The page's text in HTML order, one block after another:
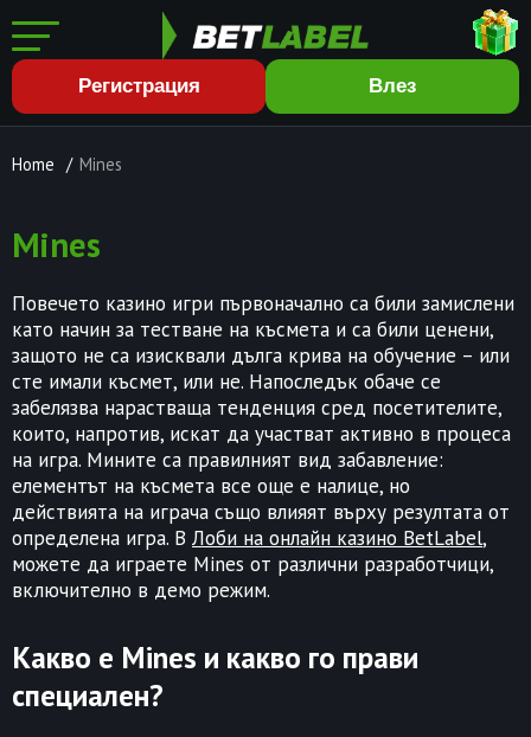
Регистрация Влез
Home / Mines
Mines
Повечето казино игри първоначално са били замислени
като начин за тестване на късмета и са били ценени,
защото не са изисквали дълга крива на обучение – или
сте имали късмет, или не. Напоследък обаче се
забелязва нарастваща тенденция сред посетителите,
които, напротив, искат да участват активно в процеса
на игра. Мините са правилният вид забавление:
елементът на късмета все още е налице, но
действията на играча също влияят върху резултата от
определена игра. В Лоби на онлайн казино BetLabel,
можете да играете Mines от различни разработчици,
включително в демо режим.
Какво е Mines и какво го прави
специален?